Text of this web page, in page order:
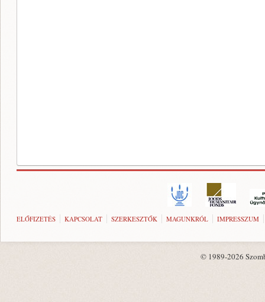
ELŐFIZETÉS KAPCSOLAT SZERKESZTŐK MAGUNKRÓL IMPRESSZUM
© 1989-2026